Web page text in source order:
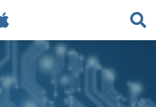
KERESÉS